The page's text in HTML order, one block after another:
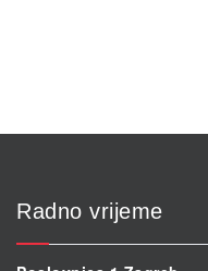
Radno vrijeme